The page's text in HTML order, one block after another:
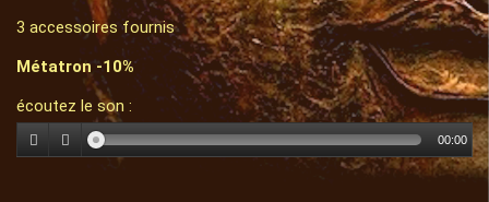
3 accessoires fournis
Métatron -10%
écoutez le son :
00:00